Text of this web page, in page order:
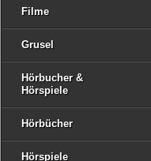
Filme
Grusel
Hörbucher &
Hörspiele
Hörbücher
Hörspiele